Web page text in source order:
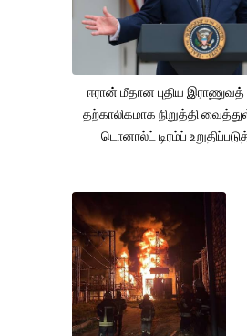
ஈரான் மீதான புதிய
தற்காலிகமாக நிறுத்தி
டொனால்ட் டிரம்ப்